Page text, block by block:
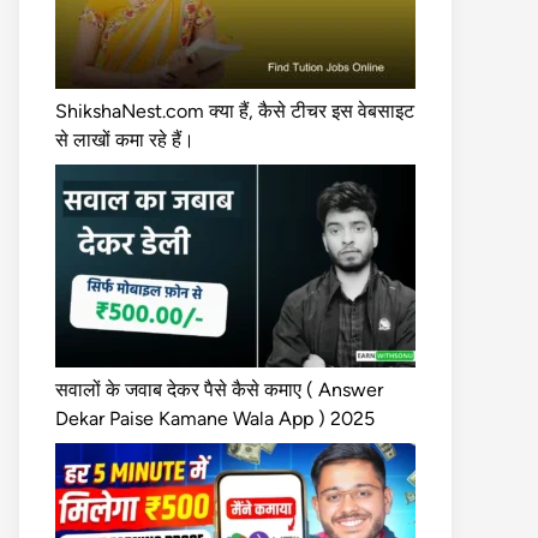
ShikshaNest.com क्या हैं, कैसे टीचर इस वेबसाइट
से लाखों कमा रहे हैं।
सवालों के जवाब देकर पैसे कैसे कमाए ( Answer
Dekar Paise Kamane Wala App ) 2025